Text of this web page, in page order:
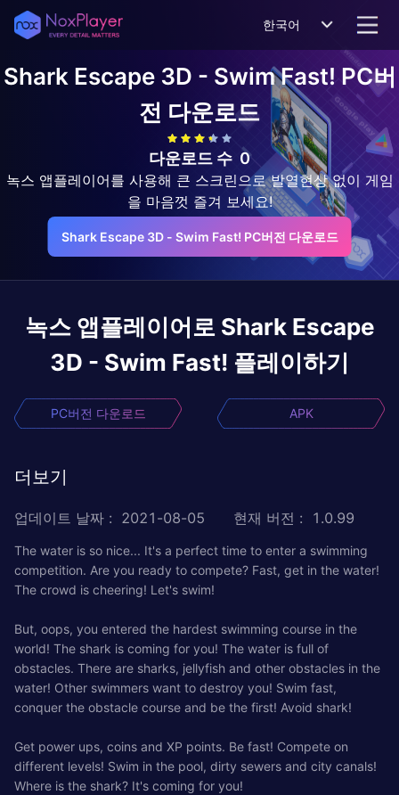
한국어
Shark Escape 3D - Swim Fast! PC버
전 다운로드
다운로드 수 0
녹스 앱플레이어를 사용해 큰 스크린으로 발열현상 없이 게임
을 마음껏 즐겨 보세요!
Shark Escape 3D - Swim Fast! PC버전 다운로드
녹스 앱플레이어로 Shark Escape
3D - Swim Fast! 플레이하기
PC버전 다운로드 APK
더보기
업데이트 날짜 : 2021-08-05 현재 버전 : 1.0.99
The water is so nice... It's a perfect time to enter a swimming
competition. Are you ready to compete? Fast, get in the water!
The crowd is cheering! Let's swim!
But, oops, you entered the hardest swimming course in the
world! The shark is coming for you! The water is full of
obstacles. There are sharks, jellyfish and other obstacles in the
water! Other swimmers want to destroy you! Swim fast,
conquer the obstacle course and be the first! Avoid shark!
Get power ups, coins and XP points. Be fast! Compete on
different levels! Swim in the pool, dirty sewers and city canals!
Where is the shark? It's coming for you!